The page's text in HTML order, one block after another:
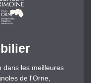
dans les meilleures
de l'Orne,